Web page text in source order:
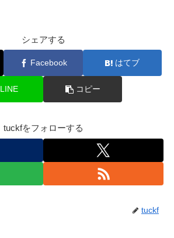
シェアする
Facebook はてブ
LINE コピー
tuckfをフォローする
tuckf